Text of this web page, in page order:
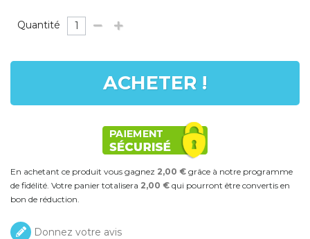
Quantité
ACHETER !
En achetant ce produit vous gagnez 2,00 € grâce à notre programme
de fidélité. Votre panier totalisera 2,00 € qui pourront être convertis en
bon de réduction.
Donnez votre avis